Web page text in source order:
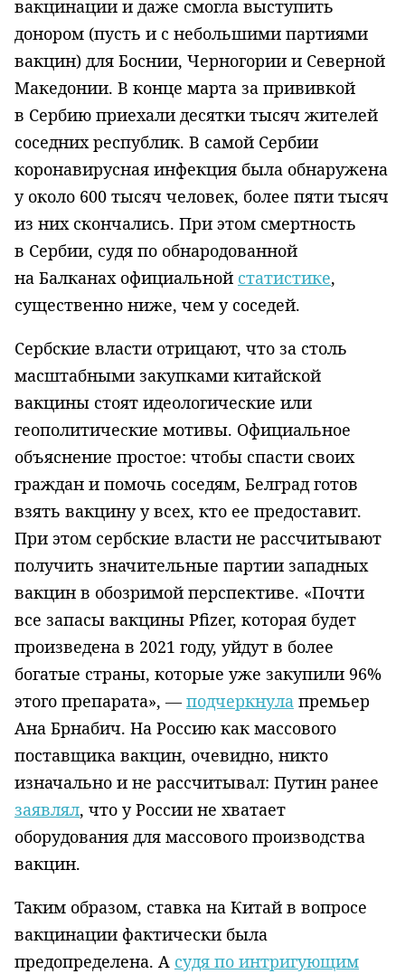
вакцинации и даже смогла выступить
донором (пусть и с небольшими партиями
вакцин) для Боснии, Черногории и Северной
Македонии. В конце марта за прививкой
в Сербию приехали десятки тысяч жителей
соседних республик. В самой Сербии
коронавирусная инфекция была обнаружена
у около 600 тысяч человек, более пяти тысяч
из них скончались. При этом смертность
в Сербии, судя по обнародованной
на Балканах официальной статистике,
существенно ниже, чем у соседей.
Сербские власти отрицают, что за столь
масштабными закупками китайской
вакцины стоят идеологические или
геополитические мотивы. Официальное
объяснение простое: чтобы спасти своих
граждан и помочь соседям, Белград готов
взять вакцину у всех, кто ее предоставит.
При этом сербские власти не рассчитывают
получить значительные партии западных
вакцин в обозримой перспективе. «Почти
все запасы вакцины Pfizer, которая будет
произведена в 2021 году, уйдут в более
богатые страны, которые уже закупили 96%
этого препарата», —подчеркнула премьер
Ана Брнабич. На Россию как массового
поставщика вакцин, очевидно, никто
изначально и не рассчитывал: Путин ранее
заявлял, что у России не хватает
оборудования для массового производства
вакцин.
Таким образом, ставка на Китай в вопросе
вакцинации фактически была
предопределена. А судя по интригующим